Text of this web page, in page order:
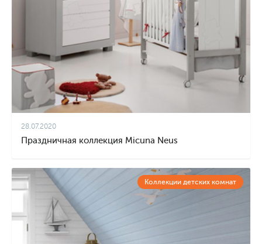
28.07.2020
Праздничная коллекция Micuna Neus
Коллекции детских комнат